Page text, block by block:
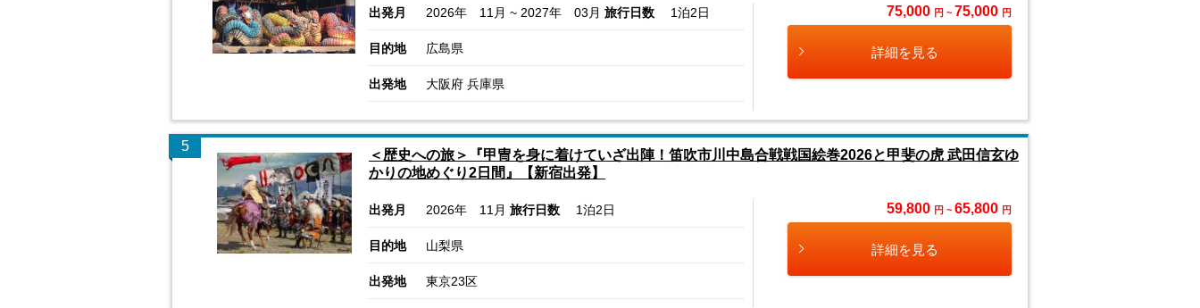
出発月 2026年 11月 ~ 2027年 03月 旅行日数 1泊2日
目的地 広島県
出発地 大阪府 兵庫県
75,000 円 ~ 75,000 円
詳細を見る
5
＜歴史への旅＞『甲冑を身に着けていざ出陣！笛吹市川中島合戦戦国絵巻2026と甲斐の虎 武田信玄ゆ
かりの地めぐり2日間』【新宿出発】
出発月 2026年 11月 旅行日数 1泊2日
目的地 山梨県
出発地 東京23区
59,800 円 ~ 65,800 円
詳細を見る